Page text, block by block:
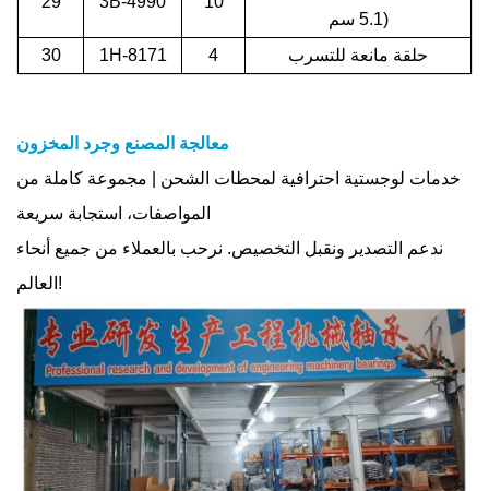
5.1 سم)
30
1H-8171 4 حلقة مانعة للتسرب
معالجة المصنع وجرد المخزون
خدمات لوجستية احترافية لمحطات الشحن | مجموعة كاملة من
المواصفات، استجابة سريعة
ندعم التصدير ونقبل التخصيص. نرحب بالعملاء من جميع أنحاء
العالم!